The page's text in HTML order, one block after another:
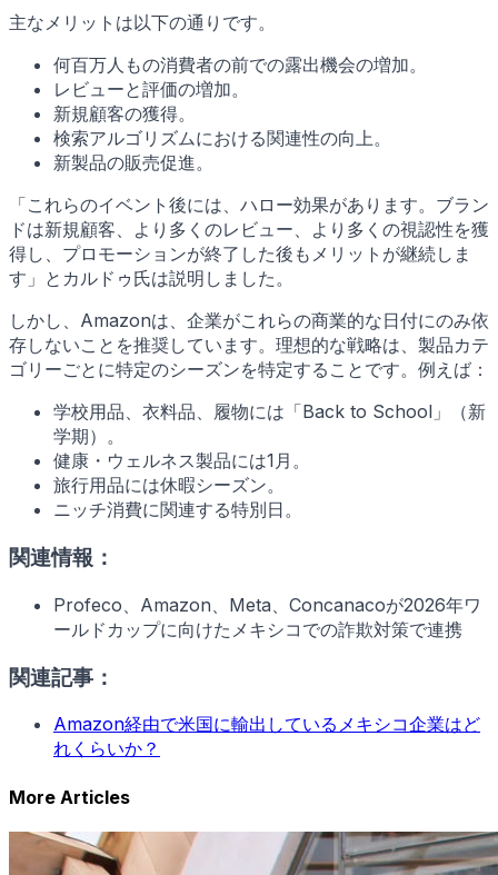
主なメリットは以下の通りです。
何百万人もの消費者の前での露出機会の増加。
レビューと評価の増加。
新規顧客の獲得。
検索アルゴリズムにおける関連性の向上。
新製品の販売促進。
「これらのイベント後には、ハロー効果があります。ブラン
ドは新規顧客、より多くのレビュー、より多くの視認性を獲
得し、プロモーションが終了した後もメリットが継続しま
す」とカルドゥ氏は説明しました。
しかし、Amazonは、企業がこれらの商業的な日付にのみ依
存しないことを推奨しています。理想的な戦略は、製品カテ
ゴリーごとに特定のシーズンを特定することです。例えば：
学校用品、衣料品、履物には「Back to School」（新
学期）。
健康・ウェルネス製品には1月。
旅行用品には休暇シーズン。
ニッチ消費に関連する特別日。
関連情報：
Profeco、Amazon、Meta、Concanacoが2026年ワ
ールドカップに向けたメキシコでの詐欺対策で連携
関連記事：
Amazon経由で米国に輸出しているメキシコ企業はど
れくらいか？
More Articles